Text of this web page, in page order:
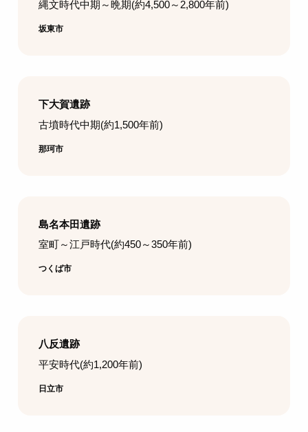
縄文時代中期～晩期(約4,500～2,800年前)
坂東市
下大賀遺跡
古墳時代中期(約1,500年前)
那珂市
島名本田遺跡
室町～江戸時代(約450～350年前)
つくば市
八反遺跡
平安時代(約1,200年前)
日立市